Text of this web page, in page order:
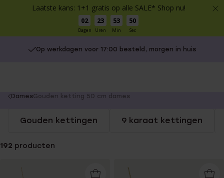
Laatste kans: 1+1 gratis op alle SALE* Shop nu!
02
Dagen
23
Uren
53
Min
49
Sec
Op werkdagen voor 17:00 besteld, morgen in huis
You
here:
DamesGouden ketting 50 cm dames
Gouden kettingen 9 karaat kettingen
192 producten